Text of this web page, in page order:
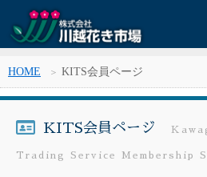
HOME KITS会員ページ
KITS会員ページ
Trading Service Membership